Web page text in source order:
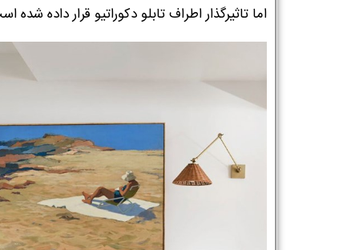
اما تاثیرگذار اطراف تابلو دکوراتیو قرار داده شده